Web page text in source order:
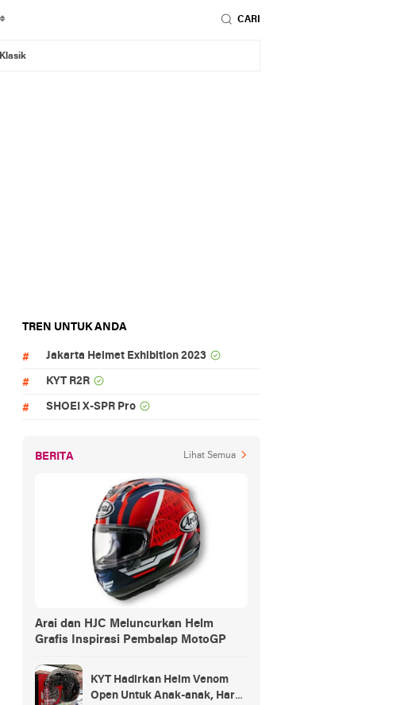
CARI
Klasik
TREN UNTUK ANDA
Jakarta Helmet Exhibition 2023
KYT R2R
SHOEI X-SPR Pro
BERITA Lihat Semua
Arai dan HJC Meluncurkan Helm
Grafis Inspirasi Pembalap MotoGP
KYT Hadirkan Helm Venom
Open Untuk Anak-anak, Harga